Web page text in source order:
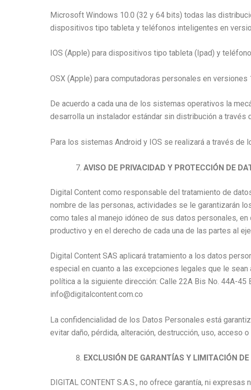
Microsoft Windows 10.0 (32 y 64 bits) todas las
dispositivos tipo tableta y teléfonos inteligentes en
IOS (Apple) para dispositivos tipo tableta (Ipad) y
OSX (Apple) para computadoras personales en versiones
De acuerdo a cada una de los sistemas operativos la
desarrolla un instalador estándar sin distribución a
Para los sistemas Android y IOS se realizará a través
AVISO DE PRIVACIDAD Y PROTECCIÓN DE
Digital Content como responsable del tratamiento de
nombre de las personas, actividades se le garantizarán
como tales al manejo idóneo de sus datos personales,
productivo y en el derecho de cada una de las partes al
Digital Content SAS aplicará tratamiento a los datos
especial en cuanto a las excepciones legales que le
política a la siguiente dirección: Calle 22A Bis No. 44A-45
info@digitalcontent.com.co
La confidencialidad de los Datos Personales está
evitar daño, pérdida, alteración, destrucción, uso, acceso
EXCLUSIÓN DE GARANTÍAS Y LIMITACIÓN
DIGITAL CONTENT S.A.S., no ofrece garantía, ni